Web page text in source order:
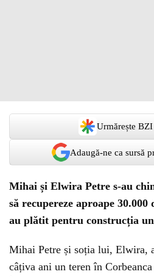
Urmărește
Adaugă-ne ca sursă
Mihai și Elwira Petre s-au
să recupereze aproape
au plătit pentru construcția
Mihai Petre și soția lui, Elwira,
câțiva ani un teren în